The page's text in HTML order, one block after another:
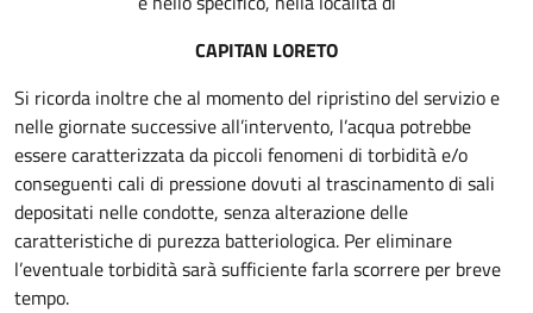
CAPITAN LORETO
Si ricorda inoltre che al momento del ripristino del servizio e
nelle giornate successive all’intervento, l’acqua potrebbe
essere caratterizzata da piccoli fenomeni di torbidità e/o
conseguenti cali di pressione dovuti al trascinamento di sali
depositati nelle condotte, senza alterazione delle
caratteristiche di purezza batteriologica. Per eliminare
l’eventuale torbidità sarà sufficiente farla scorrere per breve
tempo.